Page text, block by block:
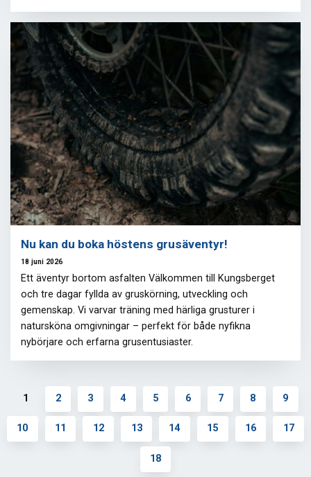
Nu kan du boka höstens grusäventyr!
18 juni 2026
Ett äventyr bortom asfalten Välkommen till Kungsberget
och tre dagar fyllda av gruskörning, utveckling och
gemenskap. Vi varvar träning med härliga grusturer i
natursköna omgivningar – perfekt för både nyfikna
nybörjare och erfarna grusentusiaster.
1 2 3 4 5 6 7 8 9
10 11 12 13 14 15 16 17
18